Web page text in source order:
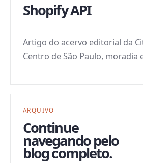
Shopify API
Artigo do acervo editorial da
Centro de São Paulo, moradia
ARQUIVO
Continue
navegando pelo
blog completo.